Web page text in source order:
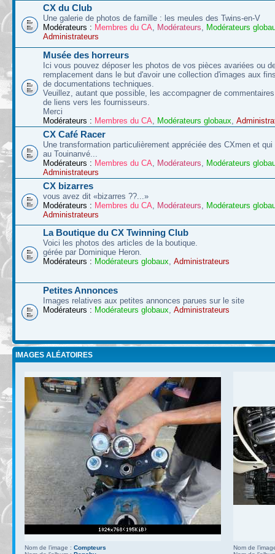
CX du Club
Une galerie de photos de famille : les meules des Twins-en-V
Modérateurs : Membres du CA, Modérateurs, Modérateurs
Administrateurs
Musée des horreurs
Ici vous pouvez déposer les photos de vos pièces avariées ou
remplacement dans le but d'avoir une collection d'images aux
de documentations techniques.
Veuillez, autant que possible, les accompagner de
de liens vers les fournisseurs.
Merci
Modérateurs : Membres du CA Modérateurs globaux
CX Café Racer
Une transformation particulièrement appréciée des CXmen et
au Touinanvé...
Modérateurs : Membres du CA Modérateurs
Modérateurs
Administrateurs
CX bizarres
vous avez dit «bizarres ??...»
Modérateurs : Membres du CA Modérateurs
Modérateurs
Administrateurs
La Boutique du CX Twinning Club
Voici les photos des articles de la boutique.
gérée par Dominique Heron.
Modérateurs : Modérateurs globaux, Administrateurs
Petites Annonces
Images relatives aux petites annonces parues sur le site
Modérateurs : Modérateurs globaux, Administrateurs
IMAGES ALÉATOIRES
Nom de l’image : Compteurs
Nom de